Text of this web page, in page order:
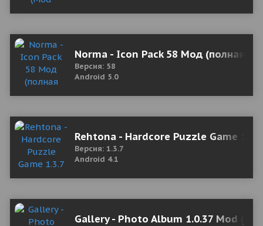
Norma - Icon Pack 58 Мод (полная
Версия: 58
Android 5.0
Rehtona - Hardcore Puzzle Game
Версия: 1.3.7
Android 4.1
Gallery - Photo Album 1.0.37 Mod